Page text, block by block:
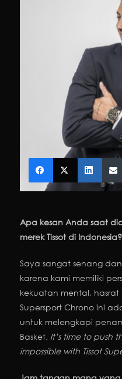
Apa kesan Anda saat
merek Tissot di Indonesia?
Saya sangat senang
karena kami memiliki
kekuatan mental, hasrat
Supersport Chrono ini
untuk melengkapi
Basket. It’s time to push
impossible with Tissot